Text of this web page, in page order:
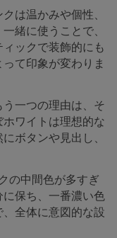
は温かみや個性、
緒に使うことで、
ックで装飾的にも
て印象が変わりま
一つの理由は、そ
ワイトは理想的な
ボタンや見出し、
の中間色が多すぎ
保ち、一番濃い色
全体に意図的な設